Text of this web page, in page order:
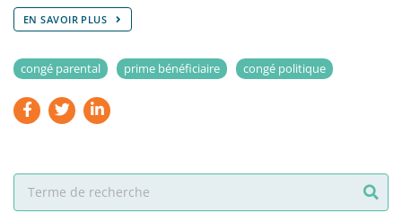
EN SAVOIR PLUS
congé parental prime bénéficiaire congé politique